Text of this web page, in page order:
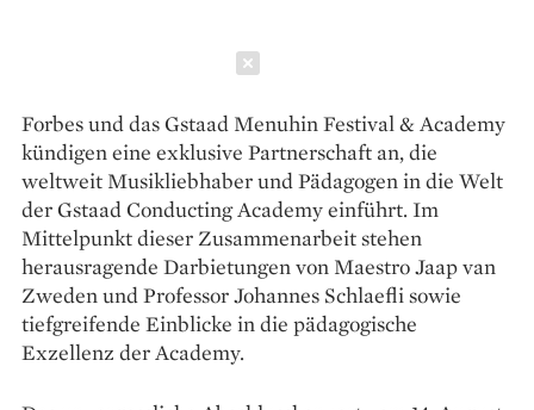
Forbes und das Gstaad Menuhin Festival & Academy
kündigen eine exklusive Partnerschaft an, die
weltweit Musikliebhaber und Pädagogen in die Welt
der Gstaad Conducting Academy einführt. Im
Mittelpunkt dieser Zusammenarbeit stehen
herausragende Darbietungen von Maestro Jaap van
Zweden und Professor Johannes Schlaefli sowie
tiefgreifende Einblicke in die pädagogische
Exzellenz der Academy.